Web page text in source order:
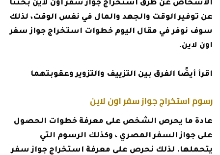
الاشخاص عن طرق استخراج جواز سفر اون لاين بحثنا
عن توفير الوقت والجهد والمال في نفس الوقت، لذلك
سوف نوفر في مقال اليوم خطوات استخراج جواز سفر
اون لاين.
اقرأ أيضًا الفرق بين التزييف والتزوير وعقوبتهما
رسوم استخراج جواز سفر اون لاين
عادة ما يحرص الشخص على معرفة خطوات الحصول
على جواز السفر المصري ، وكذلك الرسوم التي
يتحملها. لذلك نحرص على معرفة استخراج جواز سفر